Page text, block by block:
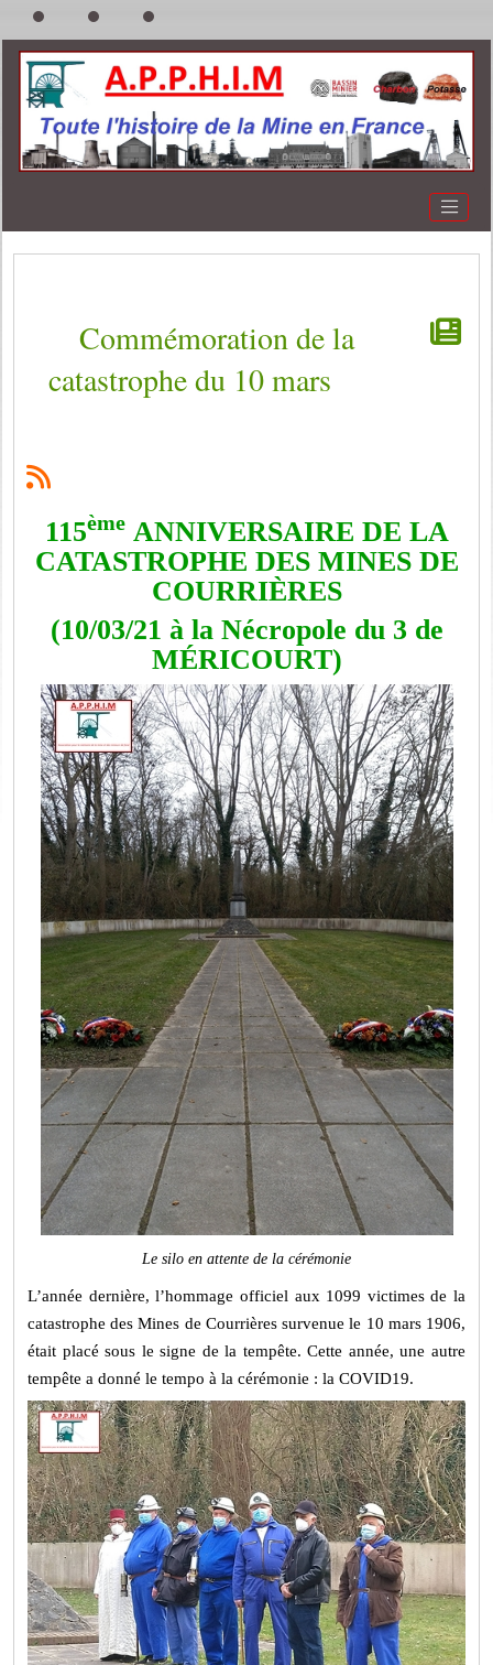
Commémoration de la
catastrophe du 10 mars
115èmeANNIVERSAIRE DE LA
CATASTROPHE DES MINES DE
COURRIÈRES
(10/03/21 à la Nécropole du 3 de
MÉRICOURT)
Le silo en attente de la cérémonie
L’année dernière, l’hommage officiel aux 1099 victimes de la
catastrophe des Mines de Courrières survenue le 10 mars 1906,
était placé sous le signe de la tempête. Cette année, une autre
tempête a donné le tempo à la cérémonie : la COVID19.